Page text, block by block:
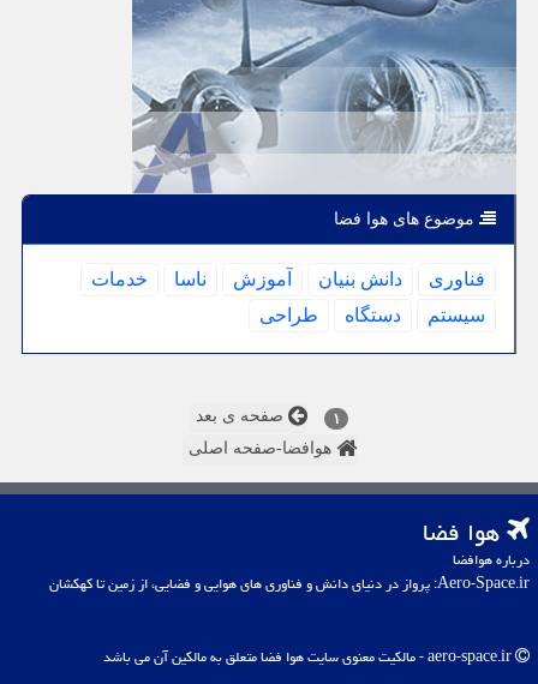
موضوع های هوا فضا
فناوری دانش بنیان آموزش ناسا
خدمات
سیستم
دستگاه طراحی
۱
صفحه ی بعد
هوافضا-صفحه اصلی
هوا فضا
درباره هوافضا
Aero-Space.ir: پرواز در دنیای دانش و فناوری های هوایی و فضایی، از زمین تا کهکشان